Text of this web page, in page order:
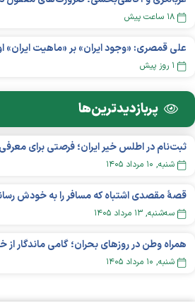
۱۸ ساعت پیش
علی قمصری: «وجود ایران» بر «ماهیت ایران»
۱ روز پیش
پربازدید‌ترین‌ها
شنبه, ۱۰ مرداد ۱۴۰۵
قصهٔ مقصدی اشتباه که مسافر را به خودش
سه‌شنبه, ۱۳ مرداد ۱۴۰۵
شنبه, ۱۰ مرداد ۱۴۰۵